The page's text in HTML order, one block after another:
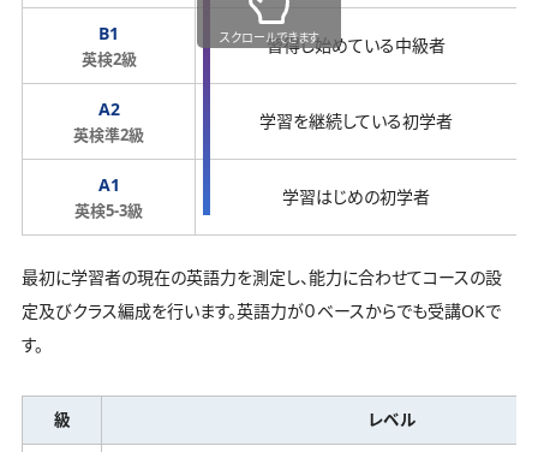
B1
英検2級
習得し始めている中級者
A2
英検準2級
学習を継続している初学者
A1
英検5-3級
学習はじめの初学者
スクロールできます
最初に学習者の現在の英語力を測定し、能力に合わせてコースの設
定及びクラス編成を行います。英語力が０ベースからでも受講OKで
す。
級 レベル